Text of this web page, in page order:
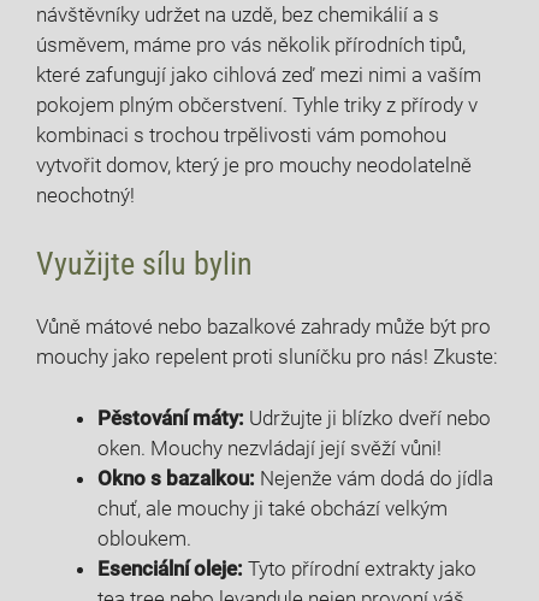
návštěvníky udržet na uzdě, bez chemikálií a s
úsměvem, máme pro vás několik přírodních tipů,
které zafungují jako cihlová zeď mezi nimi a vaším
pokojem plným občerstvení. Tyhle triky z přírody v
kombinaci s trochou trpělivosti vám pomohou
vytvořit domov, který je pro mouchy neodolatelně
neochotný!
Využijte sílu bylin
Vůně mátové nebo bazalkové zahrady může být pro
mouchy jako repelent proti sluníčku pro nás! Zkuste:
Pěstování máty: Udržujte ji blízko dveří nebo
oken. Mouchy nezvládají její svěží vůni!
Okno s bazalkou: Nejenže vám dodá do jídla
chuť, ale mouchy ji také obchází velkým
obloukem.
Esenciální oleje: Tyto přírodní extrakty jako